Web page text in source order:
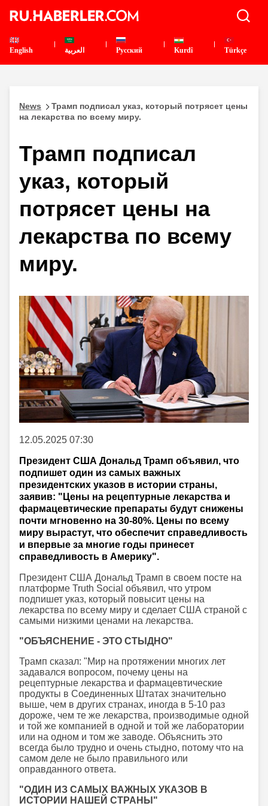
English العربية Pусский Kurdî Türkçe
News
Трамп подписал указ, который потрясет цены
на лекарства по всему миру.
Трамп подписал
указ, который
потрясет цены на
лекарства по всему
миру.
12.05.2025 07:30
Президент США Дональд Трамп объявил, что
подпишет один из самых важных
президентских указов в истории страны,
заявив: "Цены на рецептурные лекарства и
фармацевтические препараты будут снижены
почти мгновенно на 30-80%. Цены по всему
миру вырастут, что обеспечит справедливость
и впервые за многие годы принесет
справедливость в Америку".
Президент США Дональд Трамп в своем посте на
платформе Truth Social объявил, что утром
подпишет указ, который повысит цены на
лекарства по всему миру и сделает США страной с
самыми низкими ценами на лекарства.
"ОБЪЯСНЕНИЕ - ЭТО СТЫДНО"
Трамп сказал: "Мир на протяжении многих лет
задавался вопросом, почему цены на
рецептурные лекарства и фармацевтические
продукты в Соединенных Штатах значительно
выше, чем в других странах, иногда в 5-10 раз
дороже, чем те же лекарства, производимые одной
и той же компанией в одной и той же лаборатории
или на одном и том же заводе. Объяснить это
всегда было трудно и очень стыдно, потому что на
самом деле не было правильного или
оправданного ответа.
"ОДИН ИЗ САМЫХ ВАЖНЫХ УКАЗОВ В
ИСТОРИИ НАШЕЙ СТРАНЫ"